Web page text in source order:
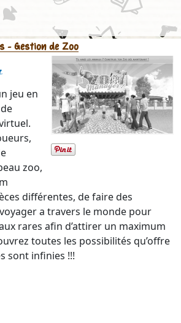
- Gestion de Zoo
jeu en
zoo,
différentes, de faire des
a travers le monde pour
rares afin d’attirer un maximum
toutes les possibilités qu’offre
sont infinies !!!